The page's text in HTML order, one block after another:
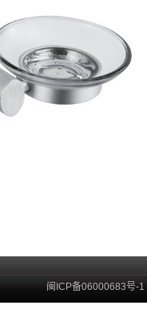
闽ICP备06000683号-1